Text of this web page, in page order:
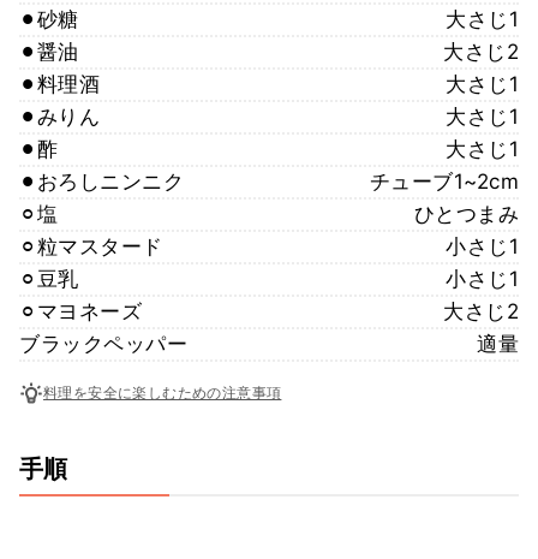
⚫︎砂糖
大さじ1
⚫︎醤油
大さじ2
⚫︎料理酒
大さじ1
⚫︎みりん
大さじ1
⚫︎酢
大さじ1
⚫︎おろしニンニク
チューブ1~2cm
⚪︎塩
ひとつまみ
⚪︎粒マスタード
小さじ1
⚪︎豆乳
小さじ1
⚪︎マヨネーズ
大さじ2
ブラックペッパー
適量
料理を安全に楽しむための注意事項
手順